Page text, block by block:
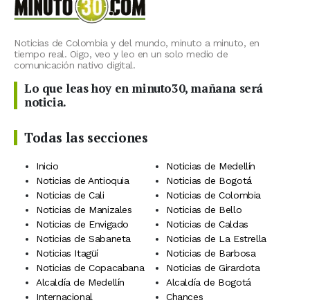
Noticias de Colombia y del mundo, minuto a minuto, en
tiempo real. Oigo, veo y leo en un solo medio de
comunicación nativo digital.
Lo que leas hoy en minuto30, mañana será
noticia.
Todas las secciones
Inicio
Noticias de Medellín
Noticias de Antioquia
Noticias de Bogotá
Noticias de Cali
Noticias de Colombia
Noticias de Manizales
Noticias de Bello
Noticias de Envigado
Noticias de Caldas
Noticias de Sabaneta
Noticias de La Estrella
Noticias Itagüí
Noticias de Barbosa
Noticias de Copacabana
Noticias de Girardota
Alcaldía de Medellín
Alcaldía de Bogotá
Internacional
Chances